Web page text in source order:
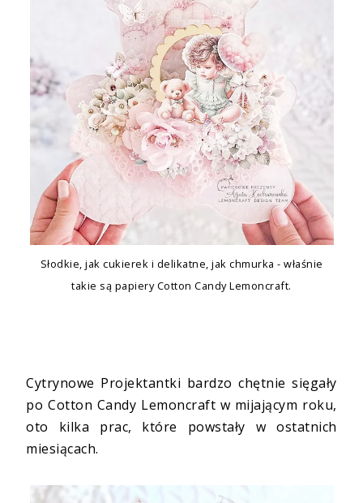
Słodkie, jak cukierek i delikatne, jak chmurka - właśnie
takie są papiery Cotton Candy Lemoncraft.
Cytrynowe Projektantki bardzo chętnie sięgały
po Cotton Candy Lemoncraft w mijającym roku,
oto kilka prac, które powstały w ostatnich
miesiącach.